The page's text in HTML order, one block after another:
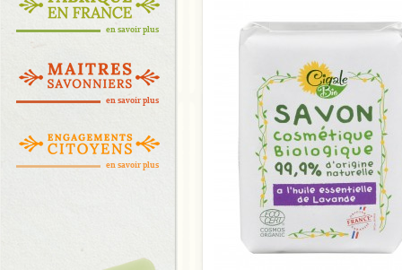
en savoir plus
en savoir plus
en savoir plus